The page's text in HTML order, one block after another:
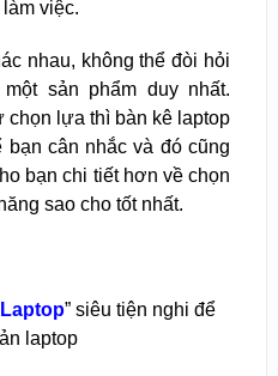
việc.
nhau, không thể đòi hỏi
sản phẩm duy nhất.
chọn lựa thì bàn kê laptop
bạn cân nhắc và đó cũng
bạn chi tiết hơn về chọn
sao cho tốt nhất.
” siêu tiện nghi để
laptop